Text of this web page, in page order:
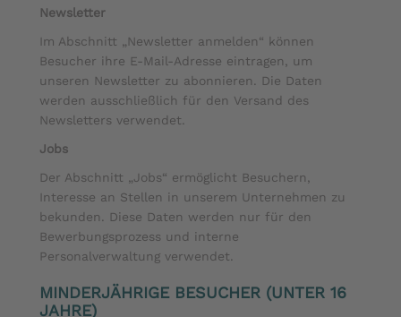
Newsletter
Im Abschnitt „Newsletter anmelden“ können
Besucher ihre E-Mail-Adresse eintragen, um
unseren Newsletter zu abonnieren. Die Daten
werden ausschließlich für den Versand des
Newsletters verwendet.
Jobs
Der Abschnitt „Jobs“ ermöglicht Besuchern,
Interesse an Stellen in unserem Unternehmen zu
bekunden. Diese Daten werden nur für den
Bewerbungsprozess und interne
Personalverwaltung verwendet.
MINDERJÄHRIGE BESUCHER (UNTER 16
JAHRE)